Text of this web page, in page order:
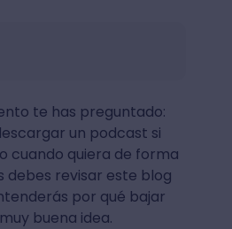
te has preguntado:
un podcast si
cuando quiera de forma
debes revisar este blog
por qué bajar
buena idea.